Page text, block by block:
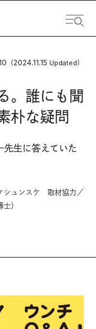
（2024.11.15 Updated）
。誰にも聞
朴な疑問
先生に答えていた
シュンスケ 取材協力／
）